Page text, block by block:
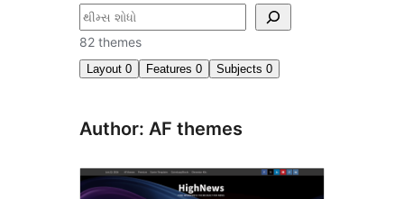
શોધો
82 themes
Layout 0 Features 0 Subjects 0
Author: AF themes